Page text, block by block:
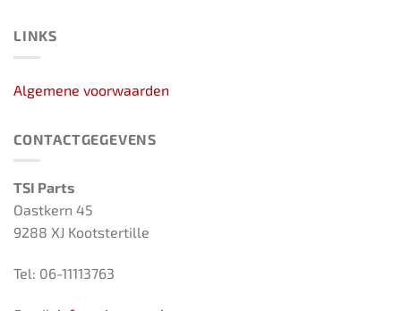
LINKS
Algemene voorwaarden
CONTACTGEGEVENS
TSI Parts
Oastkern 45
9288 XJ Kootstertille
Tel: 06-11113763